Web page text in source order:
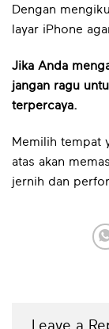
Dengan
layar iPhone
Jika Anda
jangan ragu
terpercaya.
Memilih tempat
atas akan
jernih dan